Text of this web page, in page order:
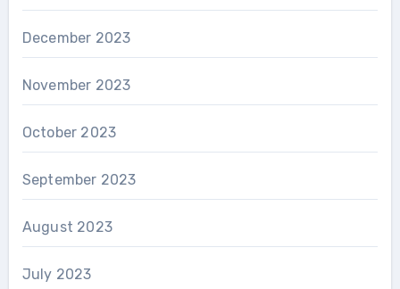
December 2023
November 2023
October 2023
September 2023
August 2023
July 2023